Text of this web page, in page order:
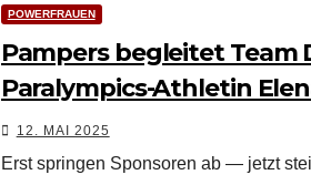
POWERFRAUEN
Pampers begleitet Team
Paralympics-Athletin
Semechin
12. MAI 2025
Erst springen Sponsoren ab — jetzt